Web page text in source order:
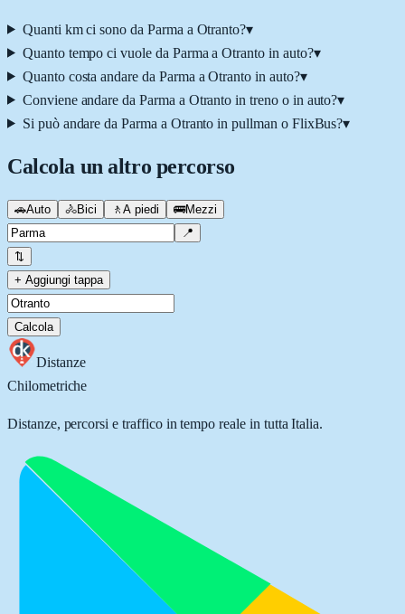
Quanti km ci sono da Parma a Otranto?▾
Quanto tempo ci vuole da Parma a Otranto in auto?▾
Quanto costa andare da Parma a Otranto in auto?▾
Conviene andare da Parma a Otranto in treno o in auto?▾
Si può andare da Parma a Otranto in pullman o FlixBus?▾
Calcola un altro percorso
🚗Auto 🚴Bici 🚶 A piedi 🚌Mezzi
📍
⇅
+ Aggiungi tappa
Calcola
Distanze
Chilometriche
Distanze, percorsi e traffico in tempo reale in tutta Italia.